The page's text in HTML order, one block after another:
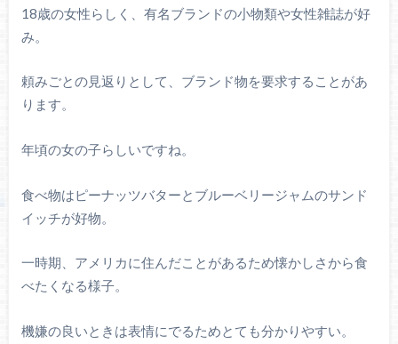
18歳の女性らしく、有名ブランドの小物類や女性雑誌が好
み。
頼みごとの見返りとして、ブランド物を要求することがあ
ります。
年頃の女の子らしいですね。
食べ物はピーナッツバターとブルーベリージャムのサンド
イッチが好物。
一時期、アメリカに住んだことがあるため懐かしさから食
べたくなる様子。
機嫌の良いときは表情にでるためとても分かりやすい。